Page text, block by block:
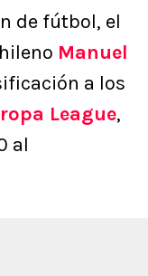
de fútbol, el
Manuel
a los
League,
al